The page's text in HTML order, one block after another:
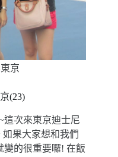
京
(23)
這次來東京迪士尼
果大家想和我們
變的很重要囉! 在飯